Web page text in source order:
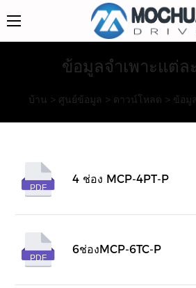
ข้อมูลจำเพาะแต่ล
บ้าน > ศูนย์ข้อมูล > ดาวน์โหลด > ข้อมู
PDF
4 ช่อง MCP-4PT-P
PDF
6ช่องMCP-6TC-P